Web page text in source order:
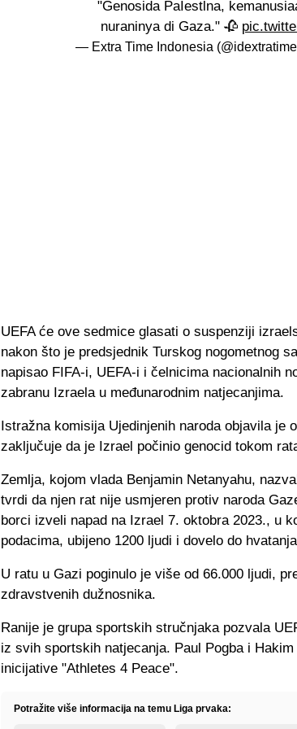
"Genosida PaIestlna,
nuraninya di Gaza." 🥀
— Extra Time Indonesia
UEFA će ove sedmice glasati o suspenziji
nakon što je predsjednik Turskog nogometnog
napisao FIFA-i, UEFA-i i čelnicima nacionalnih
zabranu Izraela u međunarodnim natjecanjima.
Istražna komisija Ujedinjenih naroda objavila je
zaključuje da je Izrael počinio genocid tokom
Zemlja, kojom vlada Benjamin Netanyahu,
tvrdi da njen rat nije usmjeren protiv naroda
borci izveli napad na Izrael 7. oktobra 2023., u
podacima, ubijeno 1200 ljudi i dovelo do
U ratu u Gazi poginulo je više od 66.000 ljudi,
zdravstvenih dužnosnika.
Ranije je grupa sportskih stručnjaka pozvala
iz svih sportskih natjecanja. Paul Pogba i
inicijative "Athletes 4 Peace".
Potražite više informacija na temu Liga prvaka: